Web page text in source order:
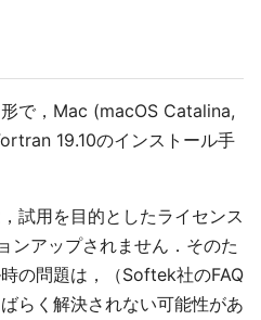
で，Mac (macOS Catalina,
19.10のインストール手
試用を目的としたライセンス
ンアップされません．そのた
の問題は，（Softek社のFAQ
らく解決されない可能性があ